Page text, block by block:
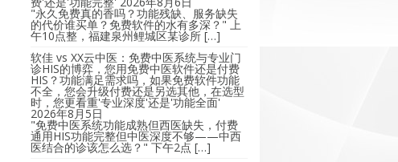
"永久免费真的香吗？功能残缺、服务缺失
的代价谁买单？免费软件的水有多深？" 上
午10点整，福建泉州鲤城区某诊所 […]
软佳 vs XX云中医：免费中医系统与专业门
诊HIS的博弈，您用免费中医软件还是付费
HIS？功能满足需求吗，如果免费软件功能
不全，您会升级付费还是另选其他，在选型
时，您更看重'专业深度'还是'功能全面'
2026年8月5日
"免费中医系统功能成熟但西医缺失，付费
通用HIS功能完整但中医深度不够——中西
医结合的诊该怎么选？" 下午2点 […]